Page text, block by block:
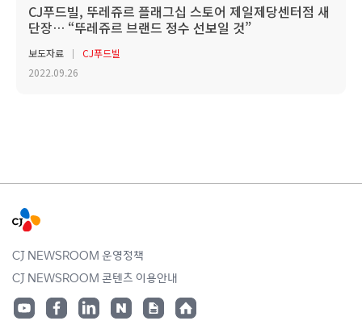
CJ푸드빌, 뚜레쥬르 플래그십 스토어 제일제당센터점 새
단장… “뚜레쥬르 브랜드 정수 선보일 것”
보도자료
CJ푸드빌
2022.09.26
CJ NEWSROOM 운영정책
CJ NEWSROOM 콘텐츠 이용안내